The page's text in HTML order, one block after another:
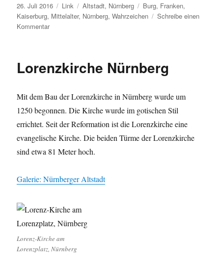
Veröffentlicht
am
26. Juli 2016 Format
Link Kategorien
Altstadt, Nürnberg Schlagwörter
Burg, Franken,
Kaiserburg, Mittelalter, Nürnberg,Wahrzeichen
Schreibe einen
Kommentarzu
Lorenzkirche Nürnberg
Mit dem Bau der Lorenzkirche in Nürnberg wurde um
1250 begonnen. Die Kirche wurde im gotischen Stil
errichtet. Seit der Reformation ist die Lorenzkirche eine
evangelische Kirche. Die beiden Türme der Lorenzkirche
sind etwa 81 Meter hoch.
Galerie: Nürnberger Altstadt
Lorenz-Kirche am
Lorenzplatz, Nürnberg